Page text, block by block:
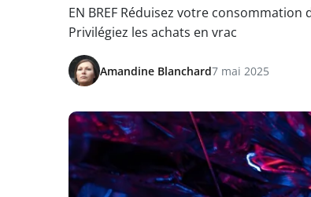
EN BREF Réduisez votre
Privilégiez les achats en vrac
Amandine Blanchard7 mai 2025